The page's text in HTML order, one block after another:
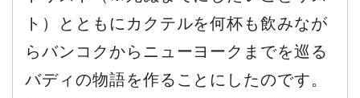
ト）とともにカクテルを何杯も飲みなが
らバンコクからニューヨークまでを巡る
バディの物語を作ることにしたのです。